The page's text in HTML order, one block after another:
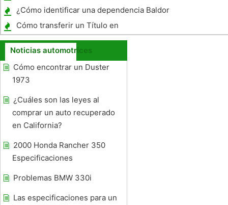
frío
¿Cómo identificar una dependencia Baldor
Motor?
Cómo transferir un Título en
Massachusettes
Noticias automotrices
Cómo encontrar un Duster
1973
¿Cuáles son las leyes al
comprar un auto recuperado
en California?
2000 Honda Rancher 350
Especificaciones
Problemas BMW 330i
Las especificaciones para un